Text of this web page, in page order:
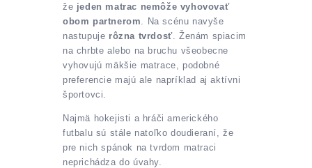
že jeden matrac nemôže vyhovovať
obom partnerom . Na scénu navyše
nastupuje rôzna tvrdosť. Ženám spiacim
na chrbte alebo na bruchu všeobecne
vyhovujú mäkšie matrace, podobné
preferencie majú ale napríklad aj aktívni
športovci.
Najmä hokejisti a hráči amerického
futbalu sú stále natoľko doudieraní, že
pre nich spánok na tvrdom matraci
neprichádza do úvahy.